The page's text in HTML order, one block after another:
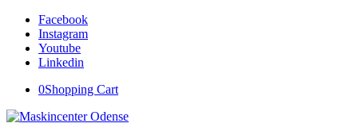
Facebook
Instagram
Youtube
Linkedin
0Shopping Cart